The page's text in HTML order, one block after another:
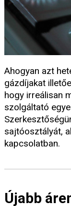
Ahogyan azt
gázdíjakat
hogy irreálisan
szolgáltató
sajtóosztályát,
kapcsolatban.
Újabb